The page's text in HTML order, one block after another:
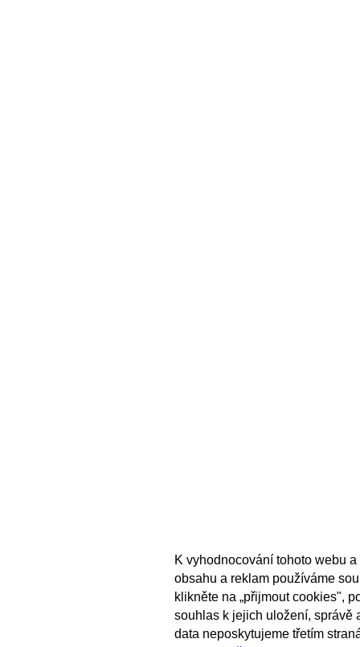
K vyhodnocování tohoto webu
obsahu a reklam používáme
klikněte na „přijmout cookies",
souhlas k jejich uložení, správě
data neposkytujeme třetím